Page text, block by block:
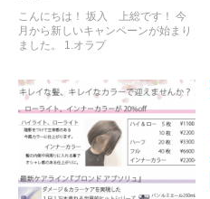
こんにちは！ 坂入 上総です！ 今
月から新しいキャンペーンが始まり
ました。 1.オラプ